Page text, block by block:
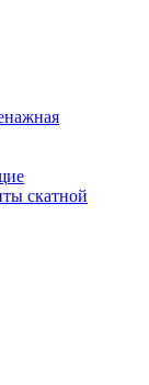
скатной